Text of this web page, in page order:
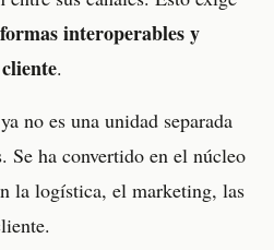
interoperables y
.
no es una unidad separada
Se ha convertido en el núcleo
la logística, el marketing, las